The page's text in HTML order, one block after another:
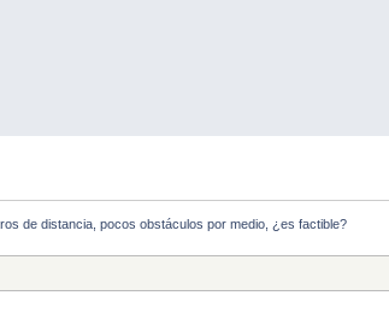
de distancia, pocos obstáculos por medio, ¿es factible?